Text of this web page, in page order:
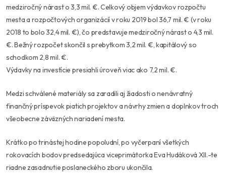
medziročný nárast o 3,3 mil. €. Celkový objem výdavkov rozpočtu
mesta a rozpočtových organizácií v roku 2019 bol 36,7 mil. € (v roku
2018 to bolo 32,4 mil. €), čo predstavuje medziročný nárast o 4,3 mil.
€. Bežný rozpočet skončil s prebytkom 3,2 mil. €, kapitálový so
schodkom 2,8 mil. €.
Výdavky na investície presiahli úroveň viac ako 7,2 mil. €.
Medzi schválené materiály sa zaradili aj žiadosti o nenávratný
finančný príspevok piatich projektov a návrhy zmien a doplnkov troch
všeobecne záväzných nariadení mesta.
Krátko po trinástej hodine popoludní, po vyčerpaní všetkých
rokovacích bodov predsedajúca viceprimátorka Eva Hudáková XII.-te
riadne zasadnutie poslaneckého zboru ukončila.